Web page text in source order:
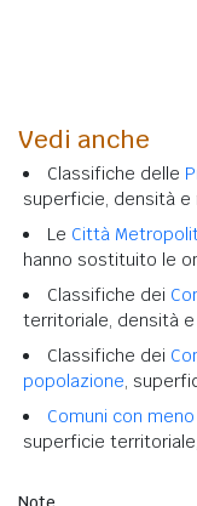
Vedi anche
Classifiche delle
superficie, densità e
Le Città
hanno sostituito le
Classifiche dei
territoriale, densità
Classifiche dei
popolazione,
Comuni con
superficie